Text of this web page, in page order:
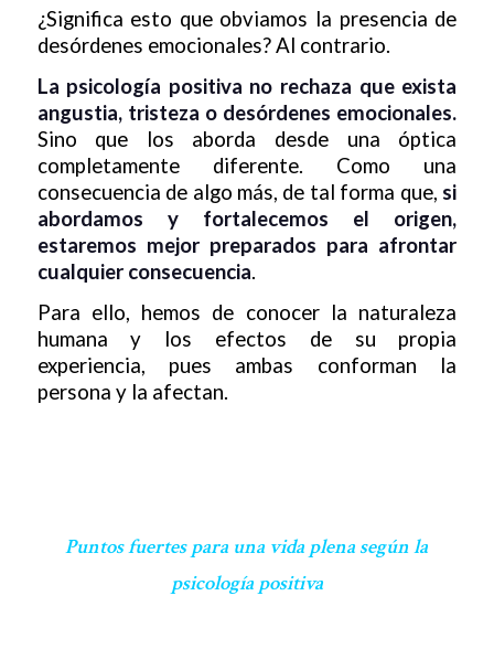
¿Significa esto que obviamos la presencia de
desórdenes emocionales? Al contrario.
La psicología positiva no rechaza que exista
angustia, tristeza o desórdenes emocionales.
Sino que los aborda desde una óptica
completamente diferente. Como una
consecuencia de algo más, de tal forma que,si
abordamos y fortalecemos el origen,
estaremos mejor preparados para afrontar
cualquier consecuencia.
Para ello, hemos de conocer la naturaleza
humana y los efectos de su propia
experiencia, pues ambas conforman la
persona y la afectan.
Puntos fuertes para una vida plena según la
psicología positiva